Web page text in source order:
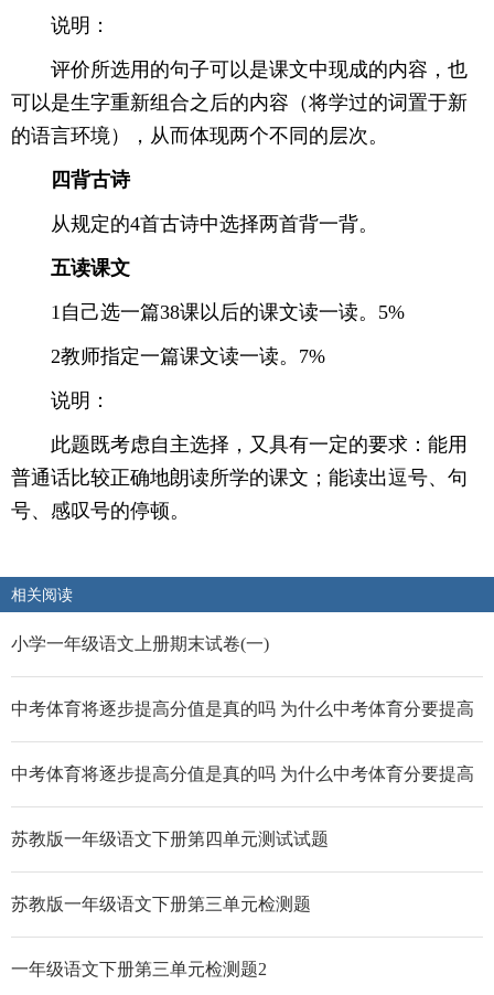
说明：
评价所选用的句子可以是课文中现成的内容，也
可以是生字重新组合之后的内容（将学过的词置于新
的语言环境），从而体现两个不同的层次。
四背古诗
从规定的4首古诗中选择两首背一背。
五读课文
1自己选一篇38课以后的课文读一读。5%
2教师指定一篇课文读一读。7%
说明：
此题既考虑自主选择，又具有一定的要求：能用
普通话比较正确地朗读所学的课文；能读出逗号、句
号、感叹号的停顿。
相关阅读
小学一年级语文上册期末试卷(一)
中考体育将逐步提高分值是真的吗 为什么中考体育分要提高
中考体育将逐步提高分值是真的吗 为什么中考体育分要提高
苏教版一年级语文下册第四单元测试试题
苏教版一年级语文下册第三单元检测题
一年级语文下册第三单元检测题2